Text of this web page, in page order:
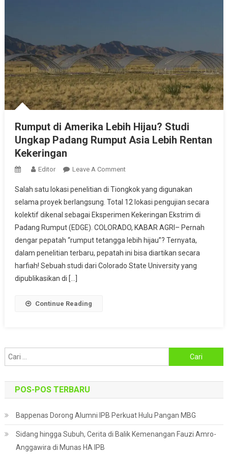
Rumput di Amerika Lebih Hijau? Studi
Ungkap Padang Rumput Asia Lebih Rentan
Kekeringan
Editor Leave A CommentOn
Di
Amerika
Lebih
Hijau?
Studi
Ungkap
Padang
Salah satu lokasi penelitian di Tiongkok yang digunakan
selama proyek berlangsung. Total 12 lokasi pengujian secara
kolektif dikenal sebagai Eksperimen Kekeringan Ekstrim di
Padang Rumput (EDGE). COLORADO, KABAR AGRI– Pernah
dengar pepatah “rumput tetangga lebih hijau”? Ternyata,
dalam penelitian terbaru, pepatah ini bisa diartikan secara
harfiah! Sebuah studi dari Colorado State University yang
dipublikasikan di […]
Continue Reading
untuk:
POS-POS TERBARU
Bappenas Dorong Alumni IPB Perkuat Hulu Pangan MBG
Sidang hingga Subuh, Cerita di Balik Kemenangan Fauzi Amro-
Anggawira di Munas HA IPB